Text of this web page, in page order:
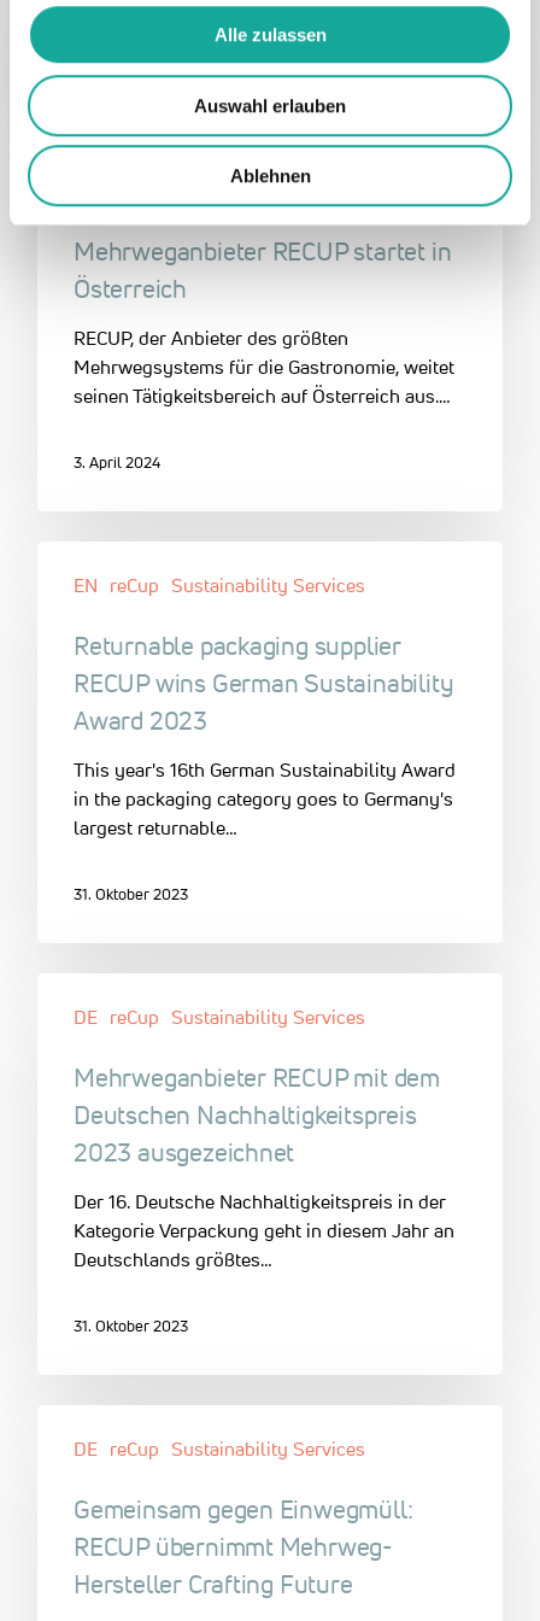
Alle zulassen
Auswahl erlauben
Ablehnen
11. April 2024
Sustainability Services
Mehrweganbieter RECUP startet in
Österreich
RECUP, der Anbieter des größten
Mehrwegsystems für die Gastronomie, weitet
seinen Tätigkeitsbereich auf Österreich aus.…
3. April 2024
EN reCup Sustainability Services
Returnable packaging supplier
RECUP wins German Sustainability
Award 2023
This year's 16th German Sustainability Award
in the packaging category goes to Germany's
largest returnable…
31. Oktober 2023
DE reCup Sustainability Services
Mehrweganbieter RECUP mit dem
Deutschen Nachhaltigkeitspreis
2023 ausgezeichnet
Der 16. Deutsche Nachhaltigkeitspreis in der
Kategorie Verpackung geht in diesem Jahr an
Deutschlands größtes…
31. Oktober 2023
DE reCup Sustainability Services
Gemeinsam gegen Einwegmüll:
RECUP übernimmt Mehrweg-
Hersteller Crafting Future